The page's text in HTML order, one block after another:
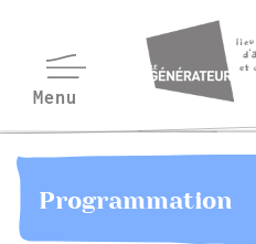
Programmation